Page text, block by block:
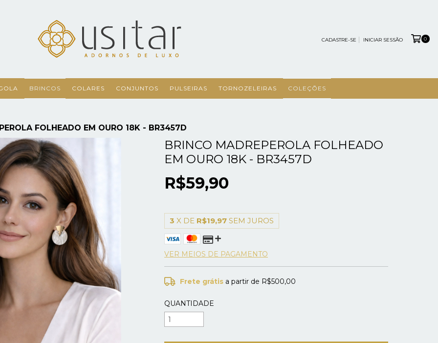
CADASTRE-SE INICIAR SESSÃO 0
BRINCOS COLARES CONJUNTOS PULSEIRAS TORNOZELEIRAS COLEÇÕES
FOLHEADO EM OURO 18K - BR3457D
BRINCO MADREPEROLA FOLHEADO
EM OURO 18K - BR3457D
R$59,90
3 X DE R$19,97 SEM JUROS
VER MEIOS DE PAGAMENTO
Frete grátis a partir de R$500,00
QUANTIDADE